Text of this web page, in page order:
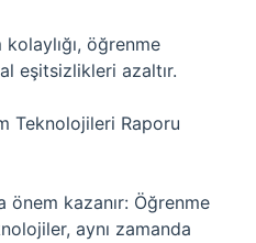
kolaylığı, öğrenme
eşitsizlikleri azaltır.
Teknolojileri Raporu
önem kazanır: Öğrenme
aynı zamanda